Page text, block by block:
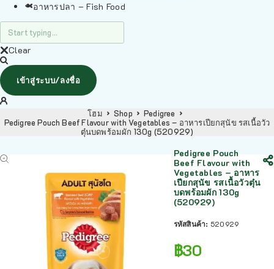
อาหารปลา – Fish Food
Clear
เข้าสู่ระบบ/ลงชื่อ
โฮม Shop
Pedigree
Pedigree Pouch Beef Flavour with Vegetables – อาหารเปียกสุนัข รสเนื้อวัว
ตุ๋นบดพร้อมผัก 130g (520929)
Pedigree Pouch
Beef Flavour with
Vegetables – อาหาร
เปียกสุนัข รสเนื้อวัวตุ๋น
บดพร้อมผัก 130g
(520929)
รหัสสินค้า: 520929
฿30